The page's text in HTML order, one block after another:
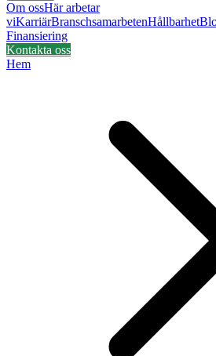
Om ossHär arbetar
viKarriärBranschsamarbetenHållbarhet
Finansiering
Kontakta oss
Hem